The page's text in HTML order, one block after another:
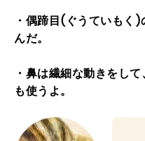
・偶蹄目(ぐうていもく
んだ。
・鼻は繊細な動きをして、
も使うよ。